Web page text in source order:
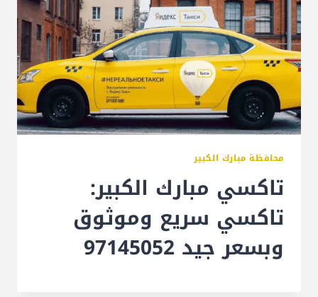
محافظة مبارك الكبير
تاكسي مبارك الكبير:
تاكسي سريع وموثوق
وبسعر جيد 97145052